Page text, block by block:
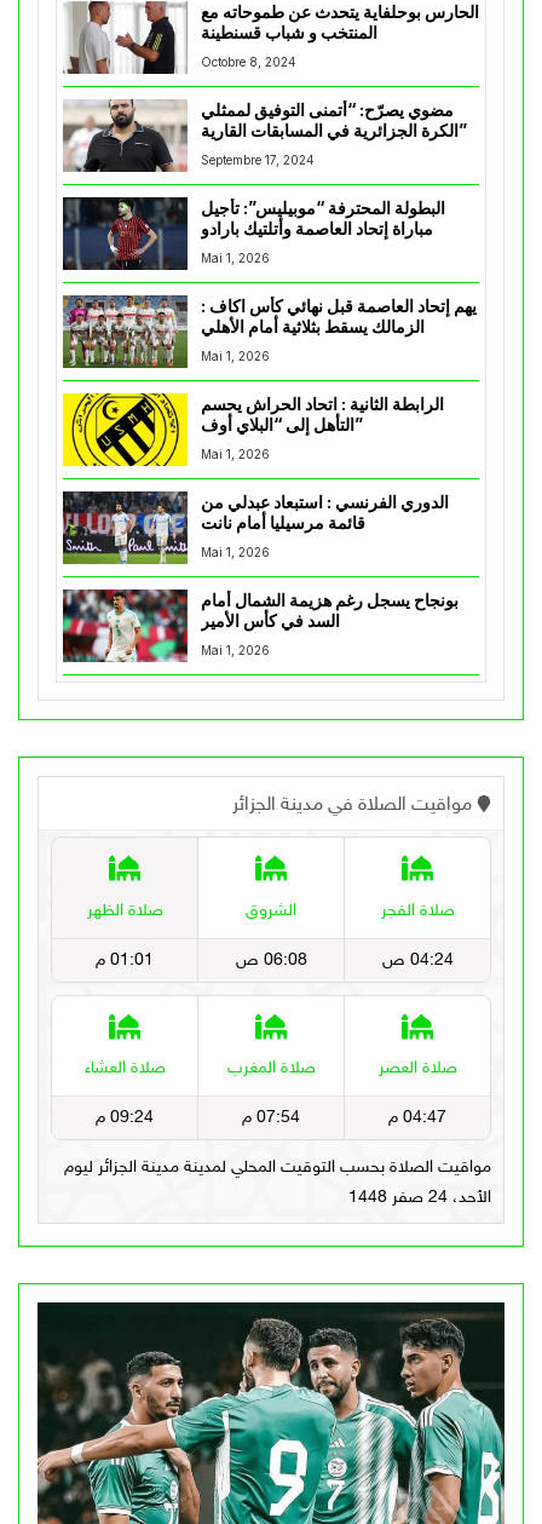
الحارس بوحلفاية يتحدث عن طموحاته مع
المنتخب و شباب قسنطينة
Octobre 8, 2024
مضوي يصرّح: “أتمنى التوفيق لممثلي
الكرة الجزائرية في المسابقات القارية”
Septembre 17, 2024
البطولة المحترفة “موبيليس”: تأجيل
مباراة إتحاد العاصمة وأتلتيك بارادو
Mai 1, 2026
يهم إتحاد العاصمة قبل نهائي كأس اكاف :
Mai 1, 2026
الرابطة الثانية : اتحاد الحراش يحسم
التأهل إلى “البلاي أوف”
Mai 1, 2026
الدوري الفرنسي : استبعاد عبدلي من
قائمة مرسيليا أمام نانت
Mai 1, 2026
بونجاح يسجل رغم هزيمة الشمال أمام
السد في كأس الأمير
Mai 1, 2026